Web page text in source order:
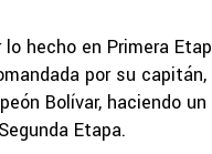
hecho en Primera
por su
Bolívar, haciendo
Etapa.